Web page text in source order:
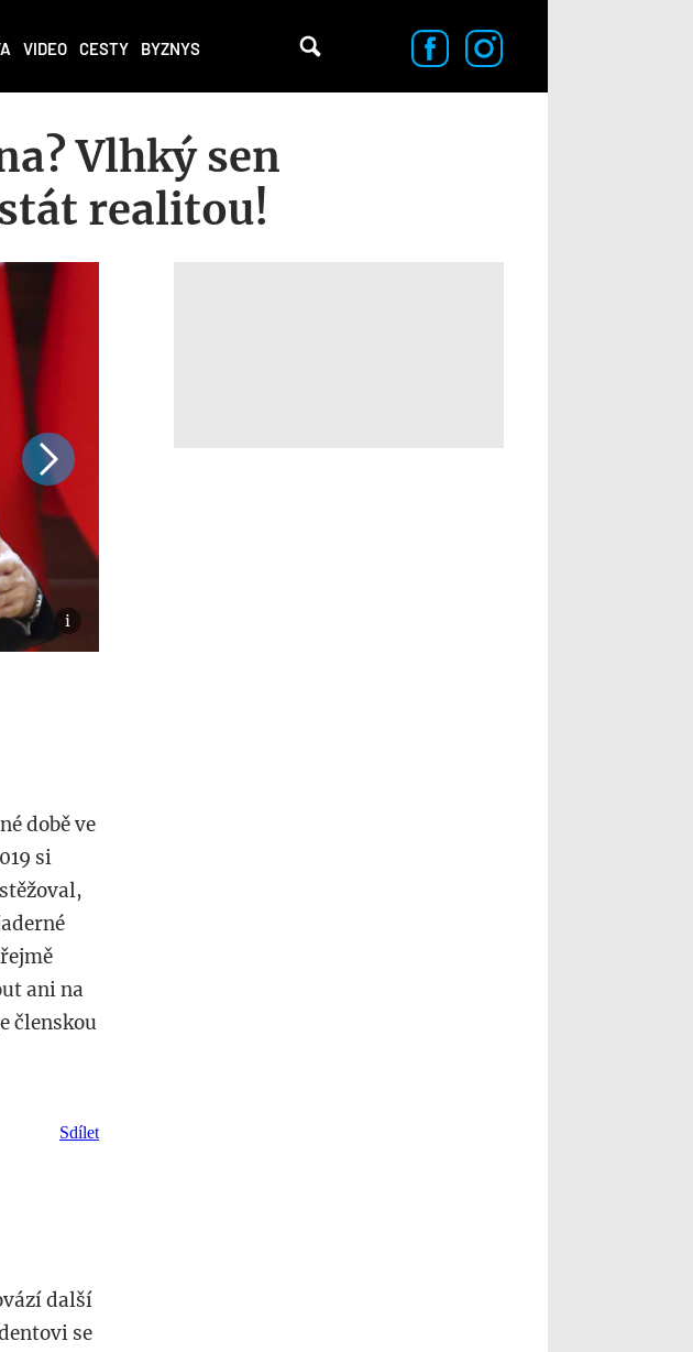
VIDEO CESTY BYZNYS
Vlhký sen
realitou!
době ve
si
ani na
členskou
Sdílet
další
se